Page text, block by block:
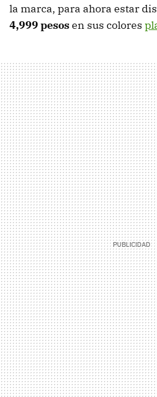
la marca, para ahora estar
4,999 pesosen sus colores